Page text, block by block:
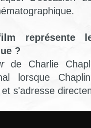
représente
?
de Charlie
lorsque
s'adresse